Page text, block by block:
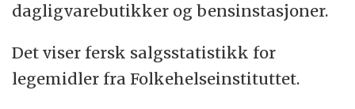
dagligvarebutikker og bensinstasjoner.
Det viser fersk salgsstatistikk for
legemidler fra Folkehelseinstituttet.